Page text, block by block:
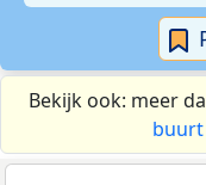
Bekijk ook: meer
buurt